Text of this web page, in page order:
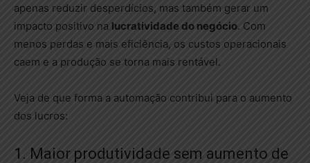
apenas reduzir desperdícios, mas também gerar um
impacto positivo na lucratividade do negócio. Com
menos perdas e mais eficiência, os custos operacionais
caem e a produção se torna mais rentável.
Veja de que forma a automação contribui para o aumento
dos lucros:
1. Maior produtividade sem aumento de